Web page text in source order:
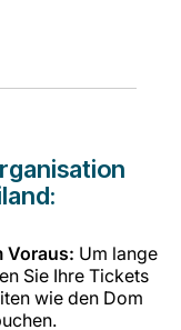
Voraus: Um lange
Sie Ihre Tickets
wie den Dom